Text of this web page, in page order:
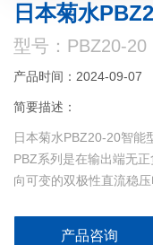
日本菊水
型号：PBZ20-20
产品时间：2024-09-07
简要描述：
日本菊水PBZ20-20智能
PBZ系列是在输出端无
向可变的双极性直流稳
产品咨询